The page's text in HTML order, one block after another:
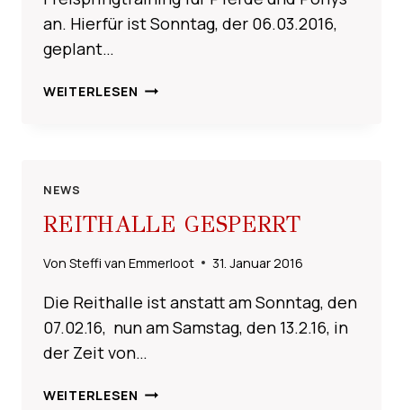
an. Hierfür ist Sonntag, der 06.03.2016,
geplant…
WEITERLESEN FREISPRINGEN
NEWS
REITHALLE GESPERRT
Von Steffi van Emmerloot 31. Januar 2016
Die Reithalle ist anstatt am Sonntag, den
07.02.16, nun am Samstag, den 13.2.16, in
der Zeit von…
WEITERLESEN REITHALLE